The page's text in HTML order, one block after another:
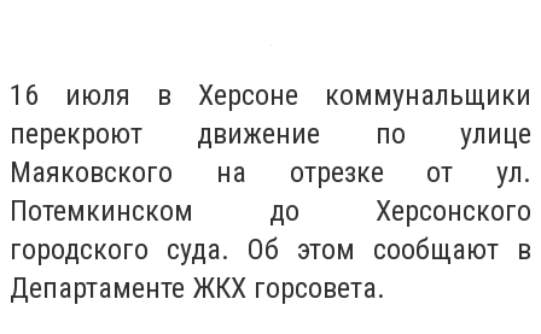
16 июля в Херсоне коммунальщики
перекроют движение по улице
Маяковского на отрезке от ул.
Потемкинском до Херсонского
городского суда. Об этом сообщают в
Департаменте ЖКХ горсовета.